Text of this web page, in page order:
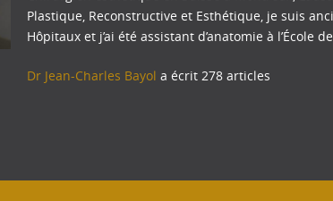
Plastique, Reconstructive et Esthétique, je suis
Hôpitaux et j’ai été assistant d’anatomie à l’École
Dr Jean-Charles Bayol a écrit 278 articles